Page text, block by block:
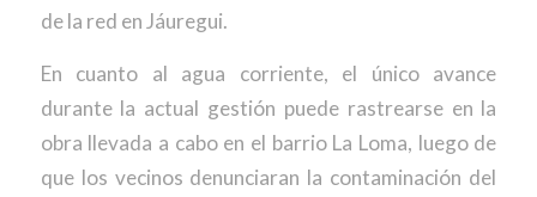
de la red en Jáuregui.
En cuanto al agua corriente, el único avance
durante la actual gestión puede rastrearse en la
obra llevada a cabo en el barrio La Loma, luego de
que los vecinos denunciaran la contaminación del